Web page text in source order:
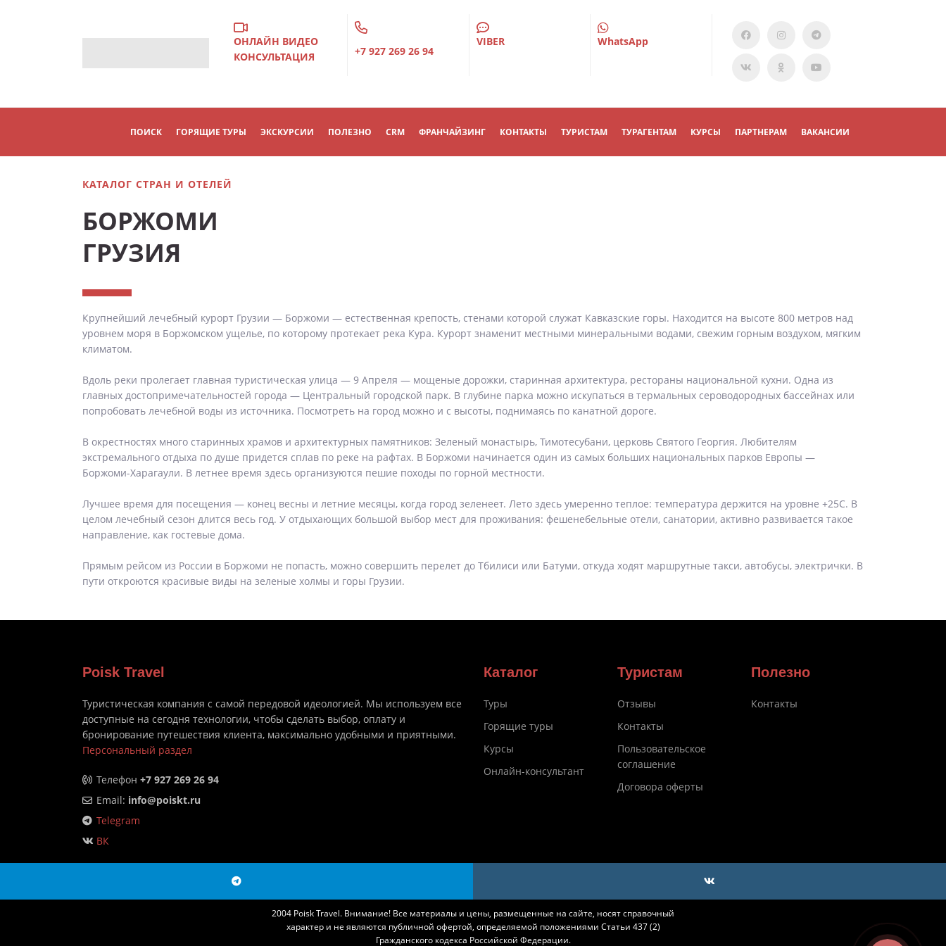
ОНЛАЙН ВИДЕО
КОНСУЛЬТАЦИЯ
+7 927 269 26 94
VIBER WhatsApp
ПОИСК ГОРЯЩИЕ ТУРЫ ЭКСКУРСИИ ПОЛЕЗНО CRM ФРАНЧАЙЗИНГ КОНТАКТЫ ТУРИСТАМ ТУРАГЕНТАМ КУРСЫ ПАРТНЕРАМ ВАКАНСИИ
КАТАЛОГ СТРАН И ОТЕЛЕЙ
БОРЖОМИ
ГРУЗИЯ
Крупнейший лечебный курорт Грузии — Боржоми — естественная крепость, стенами которой служат Кавказские горы. Находится на высоте 800 метров над
уровнем моря в Боржомском ущелье, по которому протекает река Кура. Курорт знаменит местными минеральными водами, свежим горным воздухом, мягким
климатом.
Вдоль реки пролегает главная туристическая улица — 9 Апреля — мощеные дорожки, старинная архитектура, рестораны национальной кухни. Одна из
главных достопримечательностей города — Центральный городской парк. В глубине парка можно искупаться в термальных сероводородных бассейнах или
попробовать лечебной воды из источника. Посмотреть на город можно и с высоты, поднимаясь по канатной дороге.
В окрестностях много старинных храмов и архитектурных памятников: Зеленый монастырь, Тимотесубани, церковь Святого Георгия. Любителям
экстремального отдыха по душе придется сплав по реке на рафтах. В Боржоми начинается один из самых больших национальных парков Европы —
Боржоми-Харагаули. В летнее время здесь организуются пешие походы по горной местности.
Лучшее время для посещения — конец весны и летние месяцы, когда город зеленеет. Лето здесь умеренно теплое: температура держится на уровне +25С. В
целом лечебный сезон длится весь год. У отдыхающих большой выбор мест для проживания: фешенебельные отели, санатории, активно развивается такое
направление, как гостевые дома.
Прямым рейсом из России в Боржоми не попасть, можно совершить перелет до Тбилиси или Батуми, откуда ходят маршрутные такси, автобусы, электрички. В
пути откроются красивые виды на зеленые холмы и горы Грузии.
Poisk Travel
Туристическая компания с самой передовой идеологией. Мы используем все
доступные на сегодня технологии, чтобы сделать выбор, оплату и
бронирование путешествия клиента, максимально удобными и приятными.
Персональный раздел
Телефон +7 927 269 26 94
Email: info@poiskt.ru
Telegram
ВК
Каталог
Туры
Горящие туры
Курсы
Онлайн-консультант
Туристам
Отзывы
Контакты
Пользовательское
соглашение
Договора оферты
Полезно
Контакты
2004 Poisk Travel. Внимание! Все материалы и цены, размещенные на сайте, носят справочный
характер и не являются публичной офертой, определяемой положениями Статьи 437 (2)
Гражданского кодекса Российской Федерации.